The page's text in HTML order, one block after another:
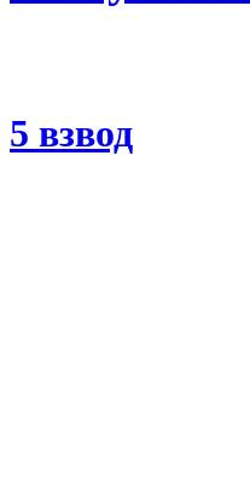
5 взвод